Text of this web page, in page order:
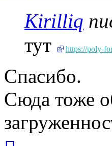
Kirilliq
тут
https://poly-
Спасибо.
Сюда тоже